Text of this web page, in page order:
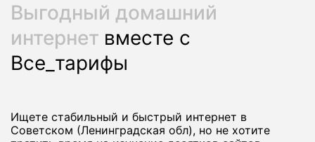
Выгодный домашний
интернет вместе с
Все_тарифы
Ищете стабильный и быстрый интернет в
Советском (Ленинградская обл), но не хотите